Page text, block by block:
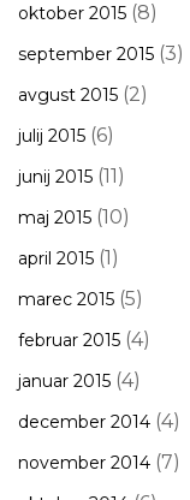
oktober 2015 (8)
september 2015 (3)
avgust 2015 (2)
julij 2015 (6)
junij 2015 (11)
maj 2015 (10)
april 2015 (1)
marec 2015 (5)
februar 2015 (4)
januar 2015 (4)
december 2014 (4)
november 2014 (7)